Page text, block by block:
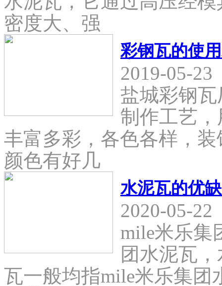
密度大、强
彩钢瓦的使
2019-05-23
盐城彩钢
制作工艺
丰富多彩，各色各样，
颜色有好几
水泥瓦的优
2020-05-22
mile米乐集
团水泥瓦
瓦一般均指mile米乐集团